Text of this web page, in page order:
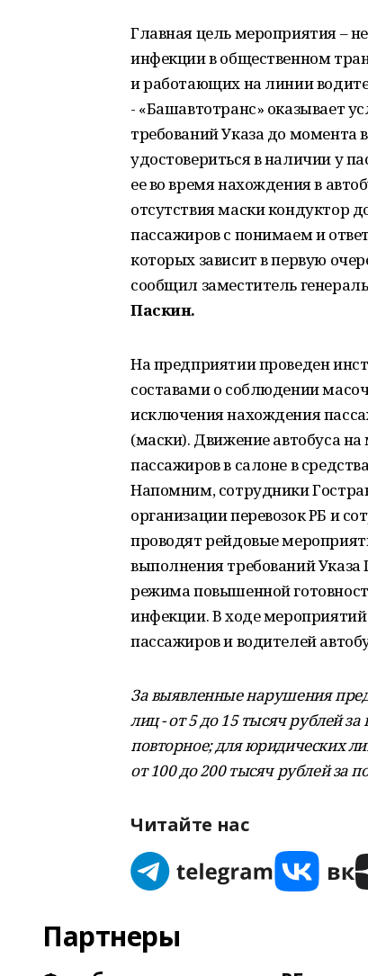
Главная цель мероприятия –
инфекции в общественном
и работающих на линии
- «Башавтотранс» оказывает
требований Указа до
удостовериться в наличии у
ее во время нахождения в
отсутствия маски кондуктор
пассажиров с понимаем и
которых зависит в первую
сообщил заместитель
Паскин.
На предприятии проведен
составами о соблюдении
исключения нахождения
(маски). Движение автобуса
пассажиров в салоне в
Напомним, сотрудники
организации перевозок РБ и
проводят рейдовые
выполнения требований
режима повышенной
инфекции. В ходе
пассажиров и водителей
За выявленные нарушения
лиц - от 5 до 15 тысяч рублей
повторное; для юридических
от 100 до 200 тысяч рублей за
Читайте нас
Партнеры